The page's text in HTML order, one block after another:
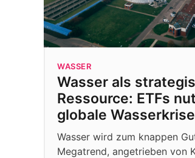
WASSER
Wasser als
Ressource: ETFs
globale Wasserkrise
Wasser wird zum knappen
Megatrend, angetrieben von